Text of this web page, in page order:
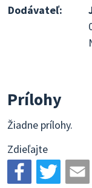
Dodávateľ:
Prílohy
Žiadne prílohy.
Zdieľajte